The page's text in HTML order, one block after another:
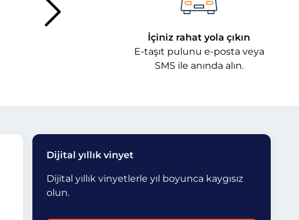
İçiniz rahat yola çıkın
E-taşıt pulunu e-posta veya
SMS ile anında alın.
Dijital yıllık vinyet
Dijital yıllık vinyetlerle yıl boyunca kaygısız
olun.